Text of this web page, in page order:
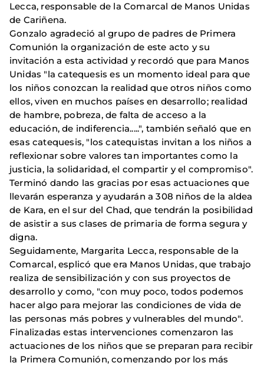
Lecca, responsable de la Comarcal de Manos Unidas
de Cariñena.
Gonzalo agradeció al grupo de padres de Primera
Comunión la organización de este acto y su
invitación a esta actividad y recordó que para Manos
Unidas "la catequesis es un momento ideal para que
los niños conozcan la realidad que otros niños como
ellos, viven en muchos países en desarrollo; realidad
de hambre, pobreza, de falta de acceso a la
educación, de indiferencia.....", también señaló que en
esas catequesis, "los catequistas invitan a los niños a
reflexionar sobre valores tan importantes como la
justicia, la solidaridad, el compartir y el compromiso".
Terminó dando las gracias por esas actuaciones que
llevarán esperanza y ayudarán a 308 niños de la aldea
de Kara, en el sur del Chad, que tendrán la posibilidad
de asistir a sus clases de primaria de forma segura y
digna.
Seguidamente, Margarita Lecca, responsable de la
Comarcal, esplicó que era Manos Unidas, que trabajo
realiza de sensibilización y con sus proyectos de
desarrollo y como, "con muy poco, todos podemos
hacer algo para mejorar las condiciones de vida de
las personas más pobres y vulnerables del mundo".
Finalizadas estas intervenciones comenzaron las
actuaciones de los niños que se preparan para recibir
la Primera Comunión, comenzando por los más